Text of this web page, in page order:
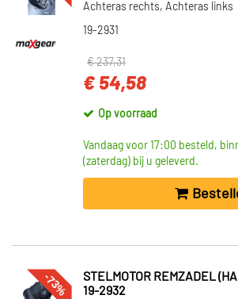
Achteras rechts, Achteras links
19-2931
€ 237,31
€ 54,58
Op voorraad
Vandaag voor 17:00 besteld,
(zaterdag) bij u geleverd.
-73%
STELMOTOR REMZADEL
19-2932